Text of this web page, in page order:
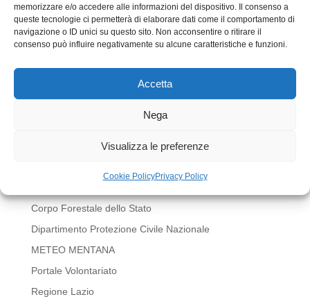
memorizzare e/o accedere alle informazioni del dispositivo. Il consenso a
queste tecnologie ci permetterà di elaborare dati come il comportamento di
navigazione o ID unici su questo sito. Non acconsentire o ritirare il
consenso può influire negativamente su alcune caratteristiche e funzioni.
Accetta
Nega
Visualizza le preferenze
Cookie PolicyPrivacy Policy
per inviare un commento.
Corpo Forestale dello Stato
Dipartimento Protezione Civile Nazionale
METEO MENTANA
Portale Volontariato
Regione Lazio